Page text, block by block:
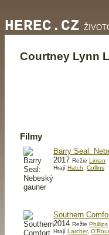
HEREC.CZ
Courtney Lynn
Filmy
Barry Seal:
2017RežieLiman
HrajíHatch ,Collins
Southern
2014RežiePhillips
HrajíLarcher,